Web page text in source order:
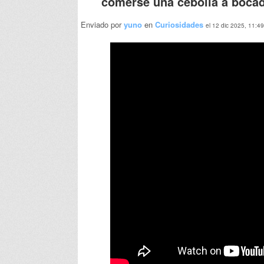
Enviado poryuno en Curiosidades el 12 dic 2025, 11:49